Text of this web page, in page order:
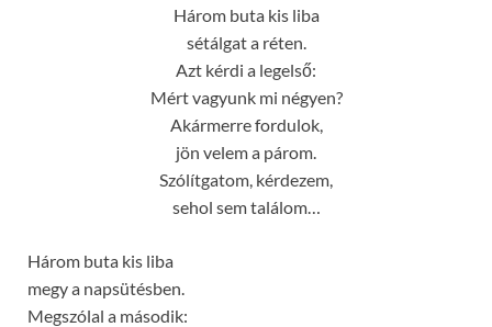
Három buta kis liba
sétálgat a réten.
Azt kérdi a legelső:
Mért vagyunk mi négyen?
Akármerre fordulok,
jön velem a párom.
Szólítgatom, kérdezem,
sehol sem találom…
Három buta kis liba
megy a napsütésben.
Megszólal a második: